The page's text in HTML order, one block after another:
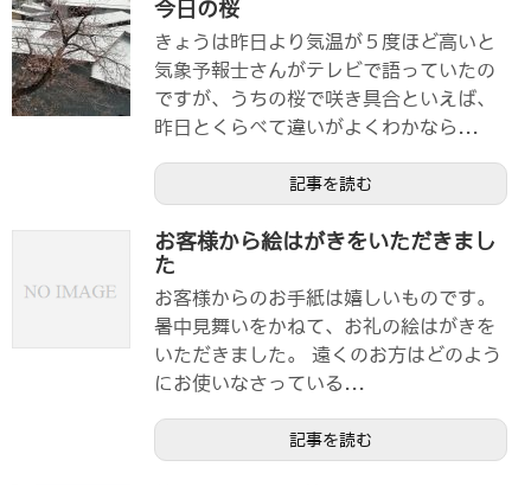
今日の桜
きょうは昨日より気温が５度ほど高いと
気象予報士さんがテレビで語っていたの
ですが、うちの桜で咲き具合といえば、
昨日とくらべて違いがよくわかなら...
記事を読む
お客様から絵はがきをいただきまし
た
お客様からのお手紙は嬉しいものです。
暑中見舞いをかねて、お礼の絵はがきを
いただきました。 遠くのお方はどのよう
にお使いなさっている...
記事を読む